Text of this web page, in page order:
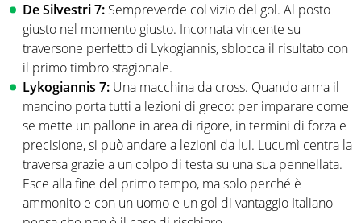
De Silvestri 7: Sempreverde col vizio del gol. Al posto
giusto nel momento giusto. Incornata vincente su
traversone perfetto di Lykogiannis, sblocca il risultato con
il primo timbro stagionale.
Lykogiannis 7: Una macchina da cross. Quando arma il
mancino porta tutti a lezioni di greco: per imparare come
se mette un pallone in area di rigore, in termini di forza e
precisione, si può andare a lezioni da lui. Lucumì centra la
traversa grazie a un colpo di testa su una sua pennellata.
Esce alla fine del primo tempo, ma solo perché è
ammonito e con un uomo e un gol di vantaggio Italiano